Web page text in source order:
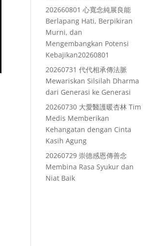
202660801 心寬念純展良能
Berlapang Hati, Berpikiran
Murni, dan
Mengembangkan Potensi
Kebajikan20260801
20260731 代代相承傳法脈
Mewariskan Silsilah Dharma
dari Generasi ke Generasi
20260730 大愛醫護暖杏林 Tim
Medis Memberikan
Kehangatan dengan Cinta
Kasih Agung
20260729 崇德感恩傳善念
Membina Rasa Syukur dan
Niat Baik